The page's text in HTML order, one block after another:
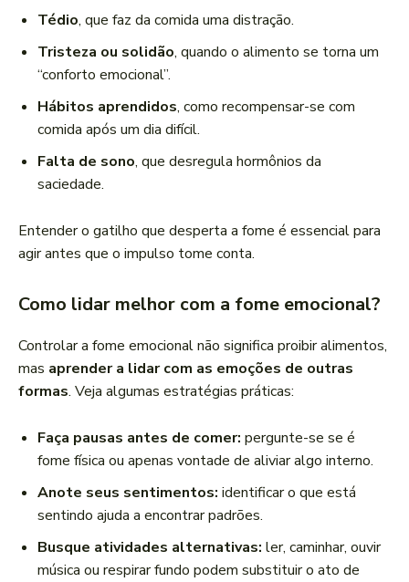
Tédio, que faz da comida uma distração.
Tristeza ou solidão, quando o alimento se torna um
“conforto emocional”.
Hábitos aprendidos, como recompensar-se com
comida após um dia difícil.
Falta de sono, que desregula hormônios da
saciedade.
Entender o gatilho que desperta a fome é essencial para
agir antes que o impulso tome conta.
Como lidar melhor com a fome emocional?
Controlar a fome emocional não significa proibir alimentos,
mas aprender a lidar com as emoções de outras
formas. Veja algumas estratégias práticas:
Faça pausas antes de comer: pergunte-se se é
fome física ou apenas vontade de aliviar algo interno.
Anote seus sentimentos: identificar o que está
sentindo ajuda a encontrar padrões.
Busque atividades alternativas: ler, caminhar, ouvir
música ou respirar fundo podem substituir o ato de